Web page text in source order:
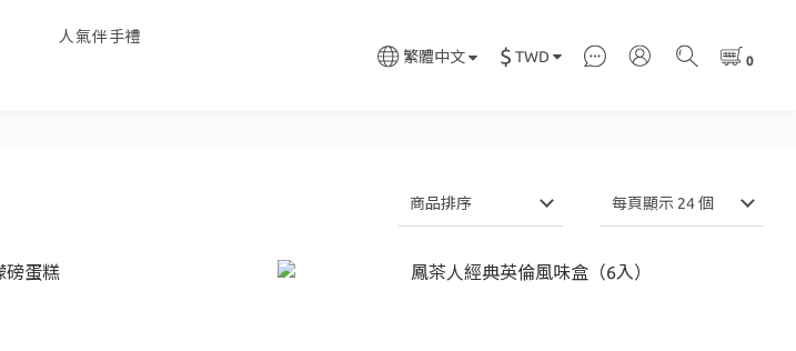
人氣伴手禮
繁體中文 $ TWD
商品排序 每頁顯示 24 個